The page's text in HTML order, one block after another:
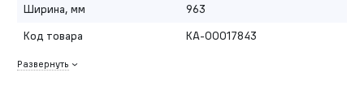
Ширина, мм
963
Код товара
КА-00017843
Развернуть